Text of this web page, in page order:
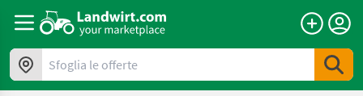
Sfoglia le offerte